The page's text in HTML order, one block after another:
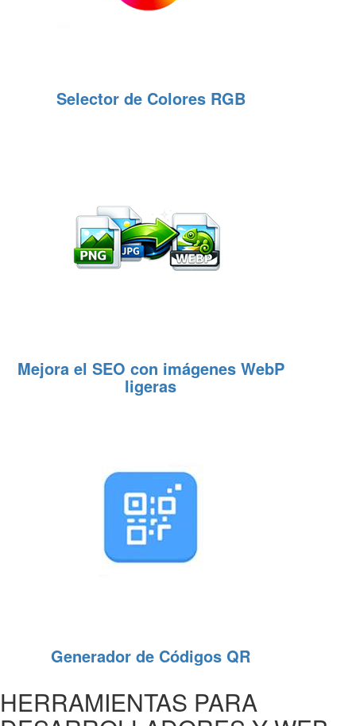
Selector de Colores RGB
Mejora el SEO con imágenes WebP
ligeras
Generador de Códigos QR
HERRAMIENTAS PARA